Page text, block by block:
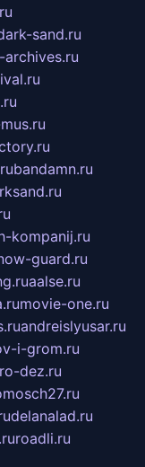
sand.ru
archives.ru
bandamn.ru
kompanij.ru
guard.ru
aalse.ru
movie-one.ru
andreislyusar.ru
i-grom.ru
dez.ru
delanalad.ru
roadli.ru